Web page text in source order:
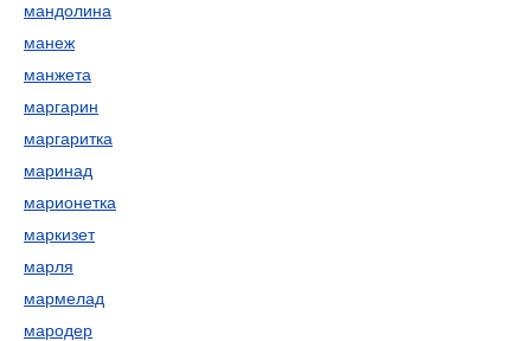
мандолина
манеж
манжета
маргарин
маргаритка
маринад
марионетка
маркизет
марля
мармелад
мародер